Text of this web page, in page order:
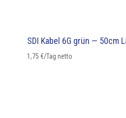
SDI Kabel 6G grün — 50cm
1,75 €/Tag netto